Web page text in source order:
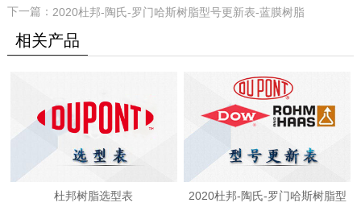
下一篇： 2020杜邦-陶氏-罗门哈斯树脂型号更新表-蓝膜树脂
相关产品
杜邦树脂选型表
2020杜邦-陶氏-罗门哈斯树脂型